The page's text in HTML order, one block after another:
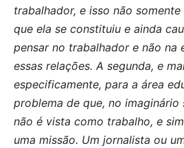
trabalhador, e isso não somente
que ela se constituiu e ainda
pensar no trabalhador e não na
essas relações. A segunda, e
especificamente, para a área
problema de que, no imaginário
não é vista como trabalho, e
uma missão. Um jornalista ou